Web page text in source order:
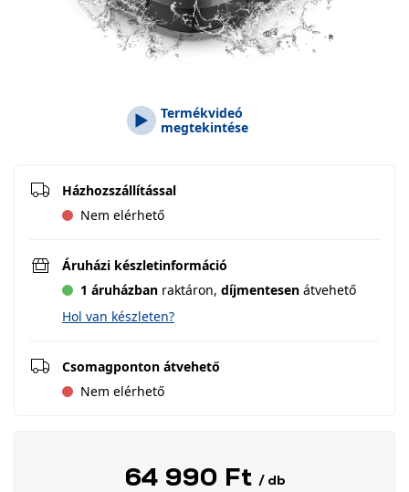
Termékvideó
megtekintése
Házhozszállítással
Nem elérhető
Áruházi készletinformáció
1 áruházban raktáron, díjmentesen átvehető
Hol van készleten?
Csomagponton átvehető
Nem elérhető
64 990 Ft / db